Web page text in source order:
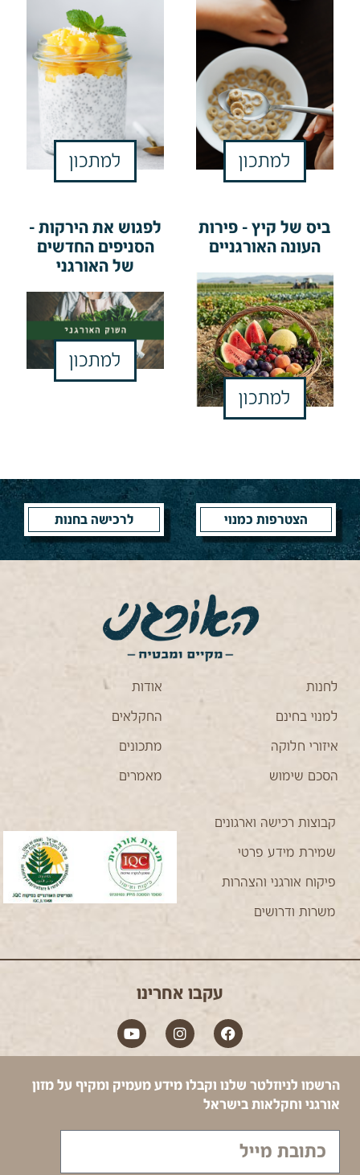
למתכון למתכון
ביס של קיץ - פירות
העונה האורגניים
למתכון
לפגוש את הירקות -
הסניפים החדשים
של האורגני
למתכון
הצטרפות כמנוי לרכישה בחנות
לחנות
למנוי בחינם
איזורי חלוקה
הסכם שימוש
אודות
החקלאים
מתכונים
מאמרים
קבוצות רכישה וארגונים
שמירת מידע פרטי
פיקוח אורגני והצהרות
משרות ודרושים
עקבו אחרינו
הרשמו לניוזלטר שלנו וקבלו מידע מעמיק ומקיף על מזון
אורגני וחקלאות בישראל